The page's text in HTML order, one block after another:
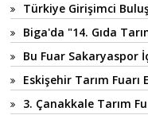
Türkiye Girişimci
Biga'da "14. Gıda
Bu Fuar Sakaryaspor
Eskişehir Tarım Fuarı
3. Çanakkale Tarım